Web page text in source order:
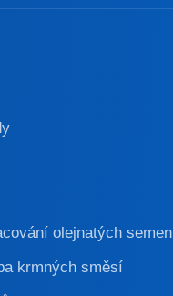
olejnatých semen
krmných směsí